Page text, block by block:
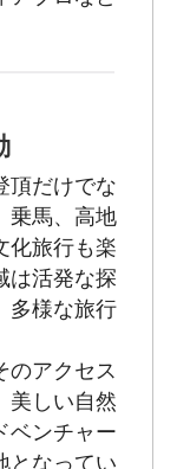
頂だけでな
乗馬、高地
化旅行も楽
は活発な探
多様な旅行
のアクセス
美しい自然
ベンチャー
となってい